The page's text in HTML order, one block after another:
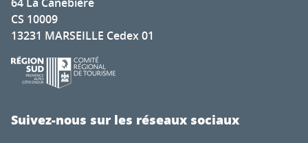
64 La Canebière
CS 10009
13231 MARSEILLE Cedex 01
Suivez-nous sur les réseaux sociaux